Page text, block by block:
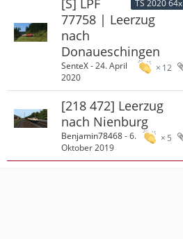
TS 2020 64x
[S] LPF
77758 | Leerzug
nach
Donaueschingen
12
SenteX-24. April
2020
[218 472] Leerzug
nach Nienburg
5
Benjamin78468-6.
Oktober 2019